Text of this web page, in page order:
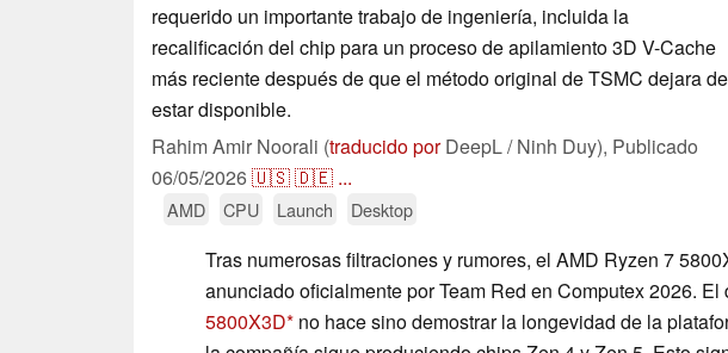
requerido un importante trabajo de ingeniería, incluida la
recalificación del chip para un proceso de apilamiento 3D V-Cache
más reciente después de que el método original de TSMC dejara de
estar disponible.
Rahim Amir Noorali (traducido porDeepL / Ninh Duy), Publicado
06/05/2026🇺🇸🇩🇪 ...
AMD CPU Launch Desktop
Tras numerosas filtraciones y rumores, el AMD Ryzen 7
anunciado oficialmente por Team Red en Computex 2026.
5800X3D no hace sino demostrar la longevidad de la